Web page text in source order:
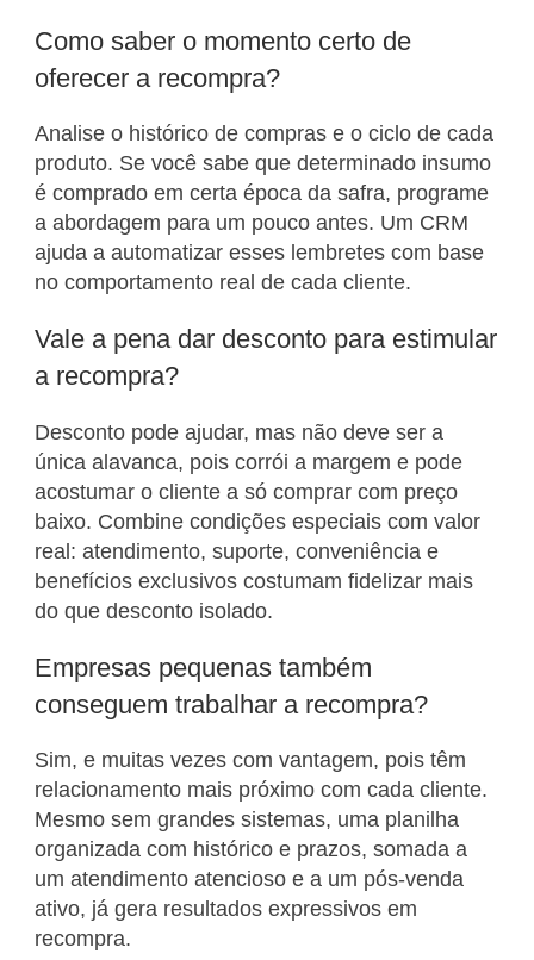
Como saber o momento certo de
oferecer a recompra?
Analise o histórico de compras e o ciclo de cada
produto. Se você sabe que determinado insumo
é comprado em certa época da safra, programe
a abordagem para um pouco antes. Um CRM
ajuda a automatizar esses lembretes com base
no comportamento real de cada cliente.
Vale a pena dar desconto para estimular
a recompra?
Desconto pode ajudar, mas não deve ser a
única alavanca, pois corrói a margem e pode
acostumar o cliente a só comprar com preço
baixo. Combine condições especiais com valor
real: atendimento, suporte, conveniência e
benefícios exclusivos costumam fidelizar mais
do que desconto isolado.
Empresas pequenas também
conseguem trabalhar a recompra?
Sim, e muitas vezes com vantagem, pois têm
relacionamento mais próximo com cada cliente.
Mesmo sem grandes sistemas, uma planilha
organizada com histórico e prazos, somada a
um atendimento atencioso e a um pós-venda
ativo, já gera resultados expressivos em
recompra.